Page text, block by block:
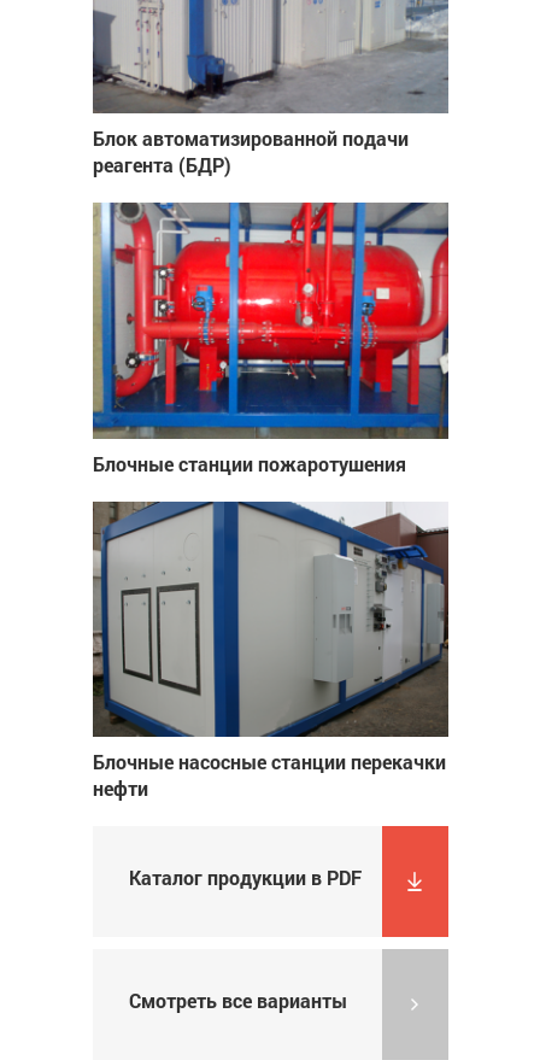
Блок автоматизированной подачи
реагента (БДР)
Блочные станции пожаротушения
Блочные насосные станции перекачки
нефти
Каталог продукции в PDF
Смотреть все варианты